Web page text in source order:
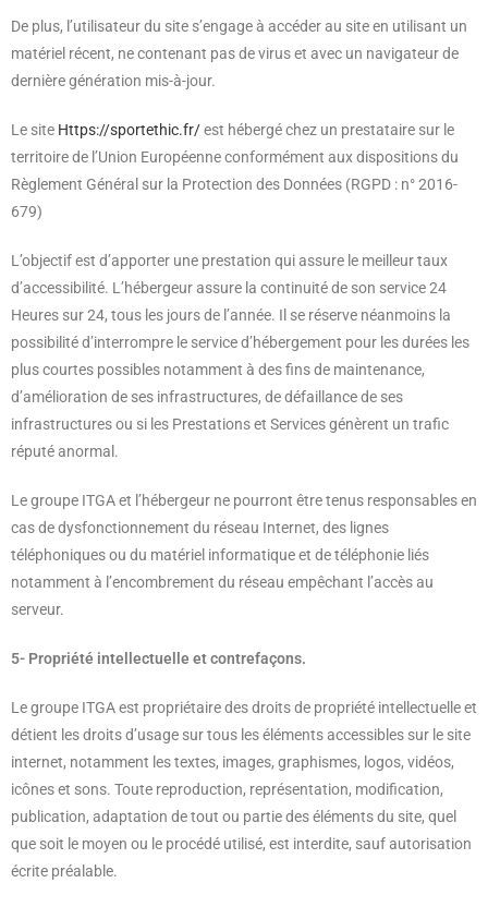
De plus, l’utilisateur du site s’engage à accéder au site en utilisant un
matériel récent, ne contenant pas de virus et avec un navigateur de
dernière génération mis-à-jour.
Le site Https://sportethic.fr/est hébergé chez un prestataire sur le
territoire de l’Union Européenne conformément aux dispositions du
Règlement Général sur la Protection des Données (RGPD : n° 2016-
679)
L’objectif est d’apporter une prestation qui assure le meilleur taux
d’accessibilité. L’hébergeur assure la continuité de son service 24
Heures sur 24, tous les jours de l’année. Il se réserve néanmoins la
possibilité d’interrompre le service d’hébergement pour les durées les
plus courtes possibles notamment à des fins de maintenance,
d’amélioration de ses infrastructures, de défaillance de ses
infrastructures ou si les Prestations et Services génèrent un trafic
réputé anormal.
Le groupe ITGA et l’hébergeur ne pourront être tenus responsables en
cas de dysfonctionnement du réseau Internet, des lignes
téléphoniques ou du matériel informatique et de téléphonie liés
notamment à l’encombrement du réseau empêchant l’accès au
serveur.
5- Propriété intellectuelle et contrefaçons.
Le groupe ITGA est propriétaire des droits de propriété intellectuelle et
détient les droits d’usage sur tous les éléments accessibles sur le site
internet, notamment les textes, images, graphismes, logos, vidéos,
icônes et sons. Toute reproduction, représentation, modification,
publication, adaptation de tout ou partie des éléments du site, quel
que soit le moyen ou le procédé utilisé, est interdite, sauf autorisation
écrite préalable.